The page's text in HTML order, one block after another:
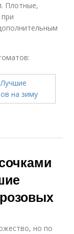
Плотные,
но по